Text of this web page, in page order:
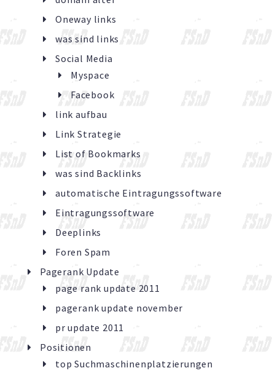
Oneway links
was sind links
Social Media
Myspace
Facebook
link aufbau
Link Strategie
List of Bookmarks
was sind Backlinks
automatische Eintragungssoftware
Eintragungssoftware
Deeplinks
Foren Spam
Pagerank Update
page rank update 2011
pagerank update november
pr update 2011
Positionen
top Suchmaschinenplatzierungen